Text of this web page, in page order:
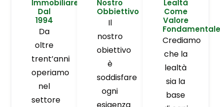
Immobiliare
Dal
1994
Da
oltre
trent’anni
operiamo
nel
settore
Nostro
Obbiettivo
Il
nostro
obiettivo
è
soddisfare
ogni
Lealtà
Come
Valore
Fondamentale
Crediamo
che la
lealtà
sia la
base